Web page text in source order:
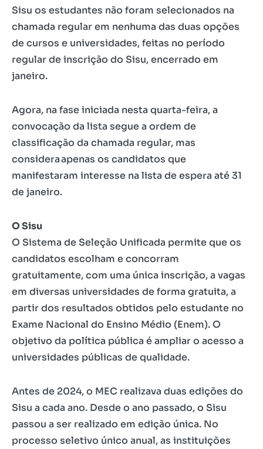
Sisu os estudantes não foram selecionados na
chamada regular em nenhuma das duas opções
de cursos e universidades, feitas no período
regular de inscrição do Sisu, encerrado em
janeiro.
Agora, na fase iniciada nesta quarta-feira, a
convocação da lista segue a ordem de
classificação da chamada regular, mas
considera apenas os candidatos que
manifestaram interesse na lista de espera até 31
de janeiro.
O Sisu
O Sistema de Seleção Unificada permite que os
candidatos escolham e concorram
gratuitamente, com uma única inscrição, a vagas
em diversas universidades de forma gratuita, a
partir dos resultados obtidos pelo estudante no
Exame Nacional do Ensino Médio (Enem). O
objetivo da política pública é ampliar o acesso a
universidades públicas de qualidade.
Antes de 2024, o MEC realizava duas edições do
Sisu a cada ano. Desde o ano passado, o Sisu
passou a ser realizado em edição única. No
processo seletivo único anual, as instituições